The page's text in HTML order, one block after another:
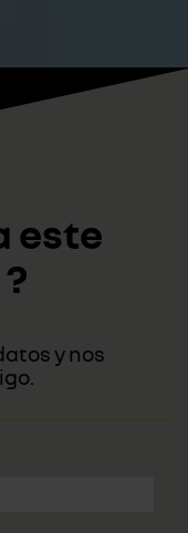
este
y nos